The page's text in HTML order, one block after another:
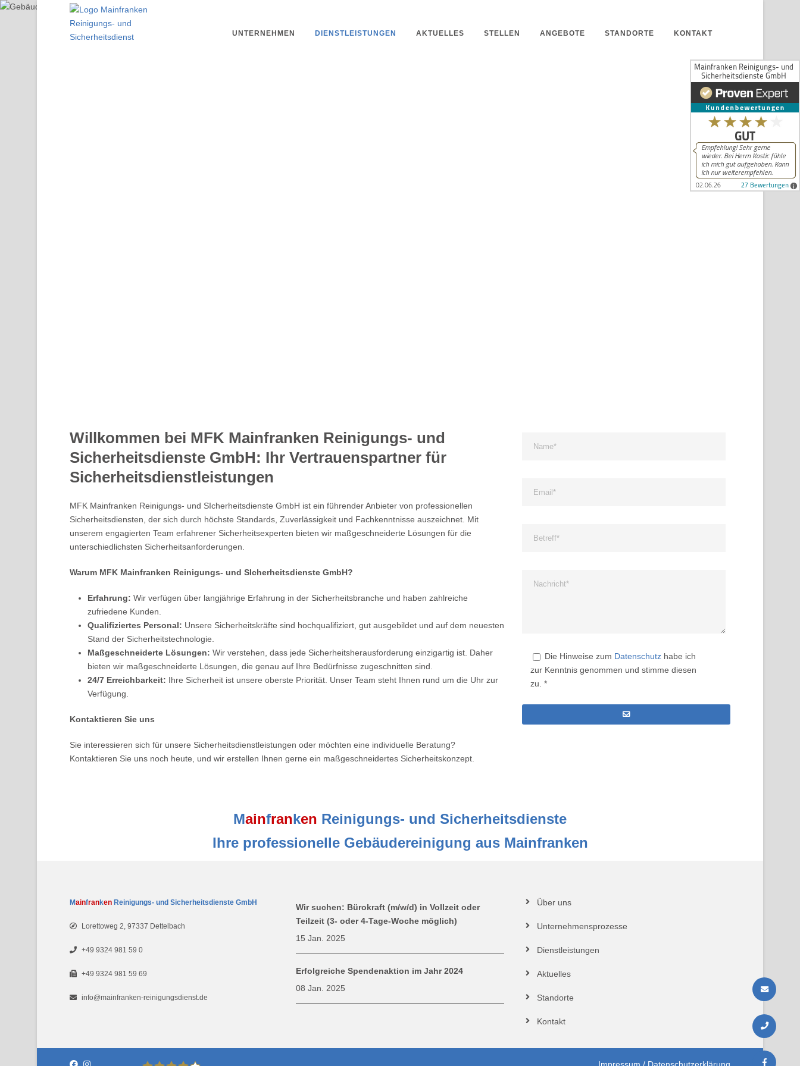
UNTERNEHMEN DIENSTLEISTUNGEN AKTUELLES STELLEN ANGEBOTE STANDORTE KONTAKT
Willkommen bei MFK Mainfranken Reinigungs- und
Sicherheitsdienste GmbH: Ihr Vertrauenspartner für
Sicherheitsdienstleistungen
MFK Mainfranken Reinigungs- und SIcherheitsdienste GmbH ist ein führender Anbieter von professionellen
Sicherheitsdiensten, der sich durch höchste Standards, Zuverlässigkeit und Fachkenntnisse auszeichnet. Mit
unserem engagierten Team erfahrener Sicherheitsexperten bieten wir maßgeschneiderte Lösungen für die
unterschiedlichsten Sicherheitsanforderungen.
Warum MFK Mainfranken Reinigungs- und SIcherheitsdienste GmbH?
Erfahrung: Wir verfügen über langjährige Erfahrung in der Sicherheitsbranche und haben zahlreiche
zufriedene Kunden.
Qualifiziertes Personal: Unsere Sicherheitskräfte sind hochqualifiziert, gut ausgebildet und auf dem neuesten
Stand der Sicherheitstechnologie.
Maßgeschneiderte Lösungen: Wir verstehen, dass jede Sicherheitsherausforderung einzigartig ist. Daher
bieten wir maßgeschneiderte Lösungen, die genau auf Ihre Bedürfnisse zugeschnitten sind.
24/7 Erreichbarkeit: Ihre Sicherheit ist unsere oberste Priorität. Unser Team steht Ihnen rund um die Uhr zur
Verfügung.
Kontaktieren Sie uns
Sie interessieren sich für unsere Sicherheitsdienstleistungen oder möchten eine individuelle Beratung?
Kontaktieren Sie uns noch heute, und wir erstellen Ihnen gerne ein maßgeschneidertes Sicherheitskonzept.
Die Hinweise zum Datenschutz habe ich
zur Kenntnis genommen und stimme diesen
zu. *
Mainfranken Reinigungs- und Sicherheitsdienste
Ihre professionelle Gebäudereinigung aus Mainfranken
Mainfranken Reinigungs- und Sicherheitsdienste GmbH
Lorettoweg 2, 97337 Dettelbach
+49 9324 981 59 0
+49 9324 981 59 69
info@mainfranken-reinigungsdienst.de
Wir suchen: Bürokraft (m/w/d) in Vollzeit oder
Teilzeit (3- oder 4-Tage-Woche möglich)
15 Jan. 2025
Erfolgreiche Spendenaktion im Jahr 2024
08 Jan. 2025
Über uns
Unternehmensprozesse
Dienstleistungen
Aktuelles
Standorte
Kontakt